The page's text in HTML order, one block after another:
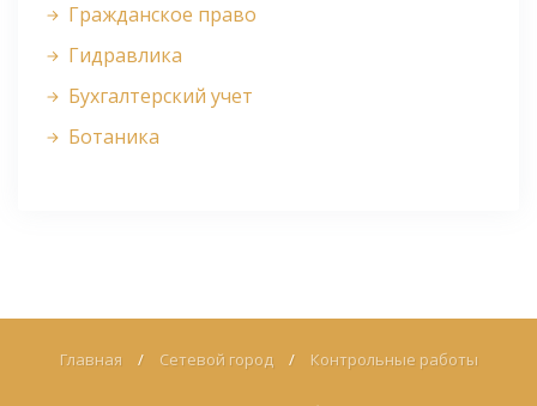
Гражданское право
Гидравлика
Бухгалтерский учет
Ботаника
Главная / Сетевой город / Контрольные работы